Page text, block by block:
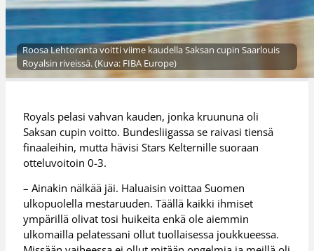
Roosa Lehtoranta voitti viime kaudella Saksan cupin Saarlouis
Royalsin riveissä. (Kuva: FIBA Europe)
Royals pelasi vahvan kauden, jonka kruununa oli
Saksan cupin voitto. Bundesliigassa se raivasi tiensä
finaaleihin, mutta hävisi Stars Kelternille suoraan
otteluvoitoin 0-3.
– Ainakin nälkää jäi. Haluaisin voittaa Suomen
ulkopuolella mestaruuden. Täällä kaikki ihmiset
ympärillä olivat tosi huikeita enkä ole aiemmin
ulkomailla pelatessani ollut tuollaisessa joukkueessa.